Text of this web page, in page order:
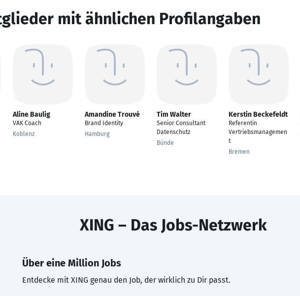
mit ähnlichen Profilangaben
Aline Baulig
VAK Coach
Koblenz
Amandine Trouvé
Brand Identity
Hamburg
Tim Walter
Senior Consultant
Datenschutz
Bünde
Kerstin Beckefeldt
Referentin
Vertriebsmanagemen
t
Bremen
XING – Das Jobs-Netzwerk
Über eine Million Jobs
Entdecke mit XING genau den Job, der wirklich zu Dir passt.